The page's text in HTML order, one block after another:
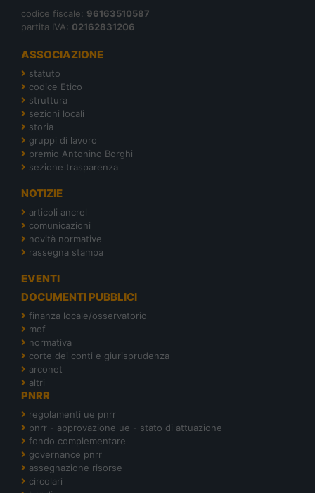
codice fiscale: 96163510587
partita IVA: 02162831206
ASSOCIAZIONE
statuto
codice Etico
struttura
sezioni locali
storia
gruppi di lavoro
premio Antonino Borghi
sezione trasparenza
NOTIZIE
articoli ancrel
comunicazioni
novità normative
rassegna stampa
EVENTI
DOCUMENTI PUBBLICI
finanza locale/osservatorio
mef
normativa
corte dei conti e giurisprudenza
arconet
altri
PNRR
regolamenti ue pnrr
pnrr - approvazione ue - stato di attuazione
fondo complementare
governance pnrr
assegnazione risorse
circolari